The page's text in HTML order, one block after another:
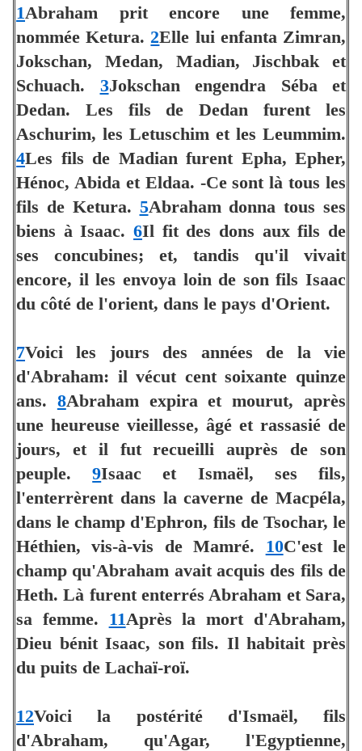
1Abraham prit encore une femme,
nommée Ketura. 2Elle lui enfanta Zimran,
Jokschan, Medan, Madian, Jischbak et
Schuach. 3Jokschan engendra Séba et
Dedan. Les fils de Dedan furent les
Aschurim, les Letuschim et les Leummim.
4Les fils de Madian furent Epha, Epher,
Hénoc, Abida et Eldaa. -Ce sont là tous les
fils de Ketura. 5Abraham donna tous ses
biens à Isaac. 6Il fit des dons aux fils de
ses concubines; et, tandis qu'il vivait
encore, il les envoya loin de son fils Isaac
du côté de l'orient, dans le pays d'Orient.
7Voici les jours des années de la vie
d'Abraham: il vécut cent soixante quinze
ans. 8Abraham expira et mourut, après
une heureuse vieillesse, âgé et rassasié de
jours, et il fut recueilli auprès de son
peuple.9Isaac et Ismaël, ses fils,
l'enterrèrent dans la caverne de Macpéla,
dans le champ d'Ephron, fils de Tsochar, le
Héthien, vis-à-vis de Mamré. 10C'est le
champ qu'Abraham avait acquis des fils de
Heth. Là furent enterrés Abraham et Sara,
sa femme. 11Après la mort d'Abraham,
Dieu bénit Isaac, son fils. Il habitait près
du puits de Lachaï-roï.
12Voici la postérité d'Ismaël, fils
d'Abraham, qu'Agar, l'Egyptienne,